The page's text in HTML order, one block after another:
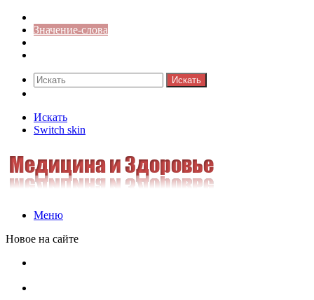
Значение-слова
Искать
Искать
Switch skin
Меню
Новое на сайте